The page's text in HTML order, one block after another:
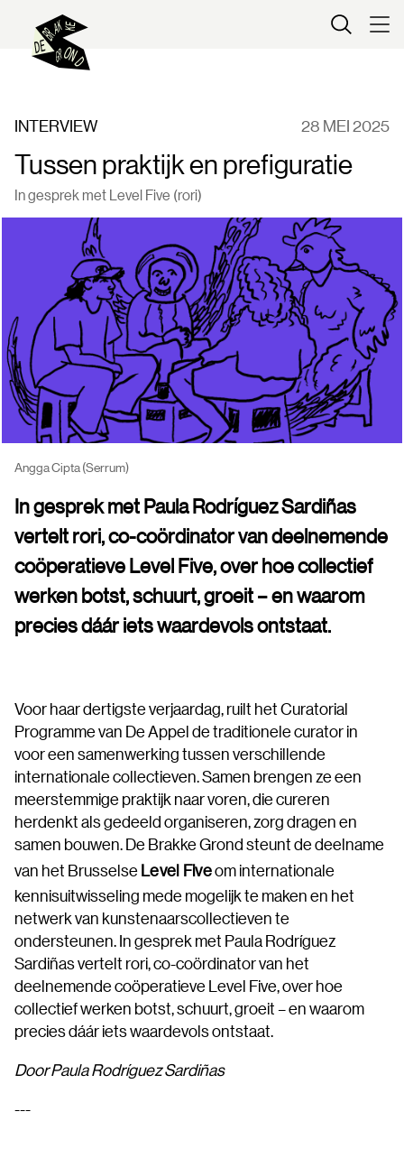
INTERVIEW 28 MEI 2025
Tussen praktijk en prefiguratie
In gesprek met Level Five (rori)
Angga Cipta (Serrum)
In gesprek met Paula Rodríguez Sardiñas
vertelt rori, co-coördinator van deelnemende
coöperatieve Level Five, over hoe collectief
werken botst, schuurt, groeit – en waarom
precies dáár iets waardevols ontstaat.
Voor haar dertigste verjaardag, ruilt het Curatorial
Programme van De Appel de traditionele curator in
voor een samenwerking tussen verschillende
internationale collectieven. Samen brengen ze een
meerstemmige praktijk naar voren, die cureren
herdenkt als gedeeld organiseren, zorg dragen en
samen bouwen. De Brakke Grond steunt de deelname
van het BrusselseLevel Fiveom internationale
kennisuitwisseling mede mogelijk te maken en het
netwerk van kunstenaarscollectieven te
ondersteunen. In gesprek met Paula Rodríguez
Sardiñas vertelt rori, co-coördinator van het
deelnemende coöperatieve Level Five, over hoe
collectief werken botst, schuurt, groeit – en waarom
precies dáár iets waardevols ontstaat.
Door Paula Rodríguez Sardiñas
---